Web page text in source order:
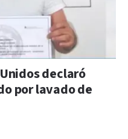
declaró
por lavado de